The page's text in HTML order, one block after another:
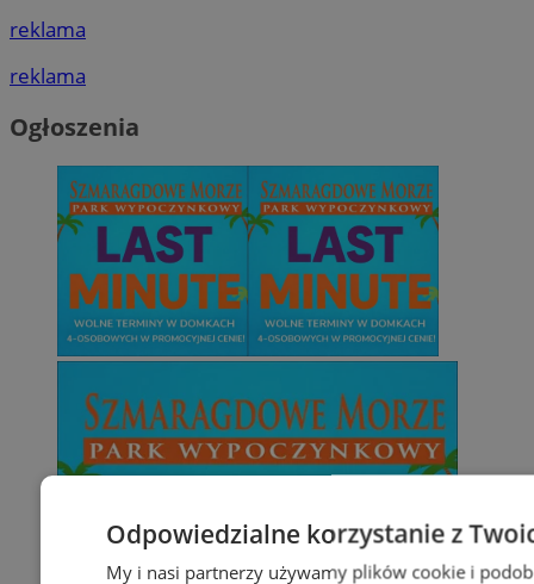
reklama
reklama
Ogłoszenia
Odpowiedzialne korzystanie z
My i nasi partnerzy używamy plików cookie i